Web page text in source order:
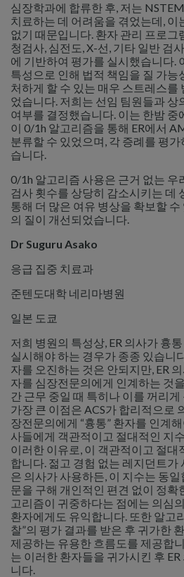
심장학과에 합류한 후, 저는
치료하는 데 어려움을 겪었는데, 이
없기 때문입니다. 환자 관리 프로그
청검사, 심전도, X-선, 기타 일반 검
에 기반하여 평가를 실시했습니다.
특성으로 인해 법적 책임을 질 가능
처하게 할 수 있는 매우 스트레스를
었습니다. 저희는 선임 팀원들과 상
여부를 결정했습니다. 이는 한밤
이 0/1h 알고리즘을 통해 ER에서
분류할 수 있었으며, 각 증례를 평
습니다.
0/1h 알고리즘 사용은 근거 없는 우
검사 횟수를 상당히 감소시키는 데
통해 더 많은 여유 병상을 확보할
의 질이 개선되었습니다.
Dr Suguru Asako
응급 집중 치료과
준텐도대학 네리마병원
일본 도쿄
저희 병원의 특성상, ER 의사가 흉
실시해야 하는 경우가 종종 있습니
자를 오진하는 것은 안되지만, ER
자를 심장전문의에게 인계하는 것
간 근무 중일 때 특히나 이를 꺼리
가장 큰 이점은 ACS가 합리적으로
장전문의에게 “흉통” 환자를 인계
사들에게 객관적이고 절대적인 지
이러한 이유로, 이 객관적이고 절대
합니다. 젊고 경험 없는 레지던트가
은 의사가 사용하든, 이 지수는 동
문을 구해 개인적인 편견 없이 정확
고리즘이 귀중하다는 점에는 의심
환자에게도 유익합니다. 또한 알고
찰”의 평가 결과를 받은 후 귀가한
제공하는 유용한 흐름도를 제공합
는 이러한 환자들을 귀가시킨 후
니다.